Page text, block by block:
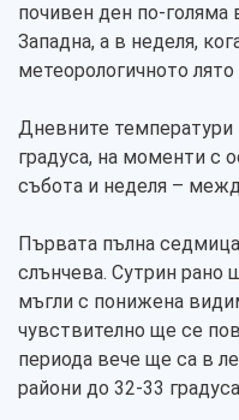
почивен ден по-
Западна, а в неделя,
метеорологичното
Дневните
градуса, на моменти с
събота и неделя –
Първата пълна
слънчева. Сутрин рано
мъгли с понижена
чувствително ще се
периода вече ще са в
райони до 32-33